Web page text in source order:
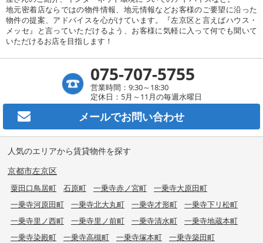
地元密着店ならではの物件情報、地元情報などお客様のご要望に沿った
物件の提案、アドバイスを心がけています。『左京区と言えばハウス・
メッセ』と言っていただけるよう、お客様に気軽に入って何でも聞いて
いただけるお店を目指します！
075-707-5755
営業時間：9:30～18:30
定休日：5月～11月の毎週水曜日
メールでお問い合わせ
人気のエリアから賃貸物件を探す
京都市左京区
粟田口鳥居町 石原町 一乗寺赤ノ宮町
一乗寺大原田町
一乗寺河原田町
一乗寺北大丸町 一乗寺才形町
一乗寺下リ松町
一乗寺里ノ西町
一乗寺里ノ前町 一乗寺清水町
一乗寺地蔵本町
一乗寺染殿町
一乗寺高槻町 一乗寺塚本町
一乗寺築田町